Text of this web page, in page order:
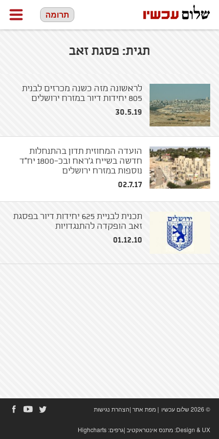
תרומה
תגית: פסגת זאב
לראשונה מזה כשנה מכרזים לבנית
805 יחידות דיור במזרח ירושלים
30.5.19
הועדה המחוזית תדון בהתנחלות
חדשה בשייח ג'ראח ובכ-1800 יח"ד
נוספות במזרח ירושלים
02.7.17
תכנית לבניית 625 יחידות דיור בפסגת
זאב הופקדה להתנגדויות
01.12.10
© 2026 שלום עכשיו | מפת אתר|הצהרת נגישות
Design & UX: מתנס אינטראקטיב|גרפים: Highcharts